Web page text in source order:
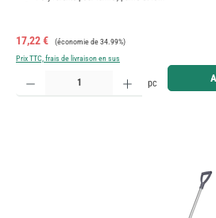
Prix de vente :
17,22 € Prix régulier :
(économie de 34.99%)
Prix TTC, frais de livraison en sus
Quantité de produit : Entrez la quantité souhaitée ou
pc